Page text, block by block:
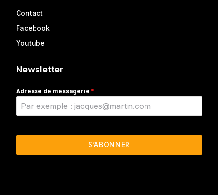
Contact
Facebook
Youtube
Newsletter
Adresse de messagerie *
S’ABONNER